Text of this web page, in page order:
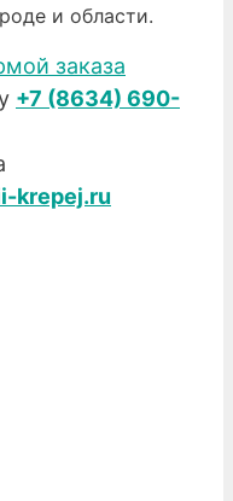
и области.
заказа
+7 (8634) 690-
krepej.ru